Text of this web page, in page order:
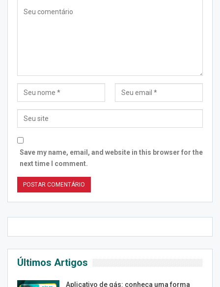
Save my name, email, and website in this browser for the
next time I comment.
Últimos Artigos
Aplicativo de gás: conheça uma forma